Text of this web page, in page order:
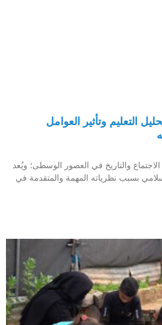
التعليم وتأثير العوامل
والتاريخ في العصور الوسطى؛ ويُعد
بسبب نظرياته المهمة والمتقدمة في